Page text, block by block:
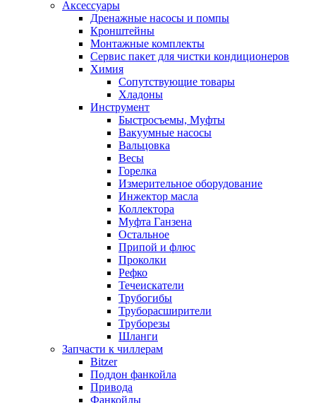
Аксессуары
Дренажные насосы и помпы
Кронштейны
Монтажные комплекты
Сервис пакет для чистки кондиционеров
Химия
Сопутствующие товары
Хладоны
Инструмент
Быстросъемы, Муфты
Вакуумные насосы
Вальцовка
Весы
Горелка
Измерительное оборудование
Инжектор масла
Коллектора
Муфта Ганзена
Остальное
Припой и флюс
Проколки
Рефко
Течеискатели
Трубогибы
Труборасширители
Труборезы
Шланги
Запчасти к чиллерам
Bitzer
Поддон фанкойла
Привода
Фанкойлы